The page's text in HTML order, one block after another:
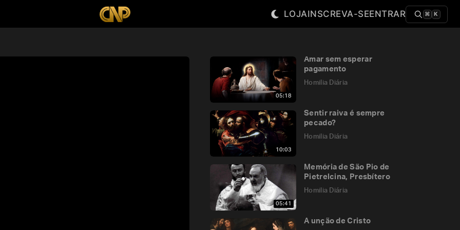
LOJAINSCREVA-SEENTRAR ⌘ K
05:18
Amar sem esperar
pagamento
Homilia Diária
10:03
Sentir raiva é sempre
pecado?
Homilia Diária
05:41
Memória de São Pio de
Pietrelcina, Presbítero
Homilia Diária
A unção de Cristo